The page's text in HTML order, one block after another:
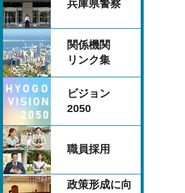
兵庫県警察
関係機関
リンク集
ビジョン
2050
職員採用
政策形成に向